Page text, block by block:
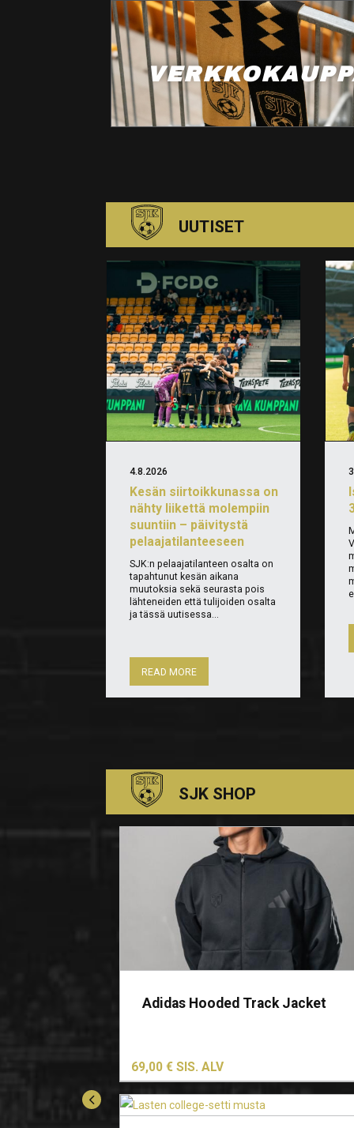
UUTISET
Kesän siirtoikkunassa on
nähty liikettä molempiin
suuntiin – päivitystä
pelaajatilanteeseen
4.8.2026
SJK:n pelaajatilanteen osalta on
tapahtunut kesän aikana
muutoksia sekä seurasta pois
lähteneiden että tulijoiden osalta
ja tässä uutisessa...
READ MORE
SJK SHOP
tuotteella
useampi
tehdä
valinnat
tuotteen
Adidas Hooded Track Jacket
69,00 € SIS. ALV
Tällä
tuotteella